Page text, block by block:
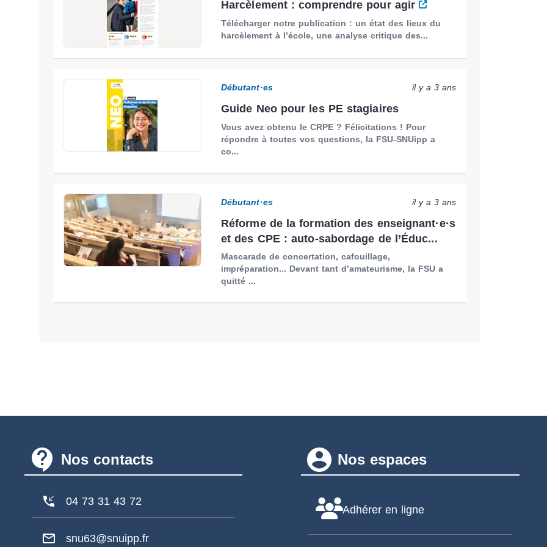
Harcèlement : comprendre pour agir
Télécharger notre publication : un état des lieux du
harcèlement à l’école, une analyse critique des...
Débutant·es il y a 3 ans
Guide Neo pour les PE stagiaires
Vous avez obtenu le CRPE ? Félicitations ! Pour
répondre à toutes vos questions, la FSU-SNUipp a
co...
Débutant·es il y a 3 ans
Réforme de la formation des enseignant·e·s
et des CPE : auto-sabordage de l’Éduc...
Mascarade de concertation, cafouillage,
impréparation... Devant tant d’amateurisme, la FSU a
quitté ...
contact_support Nos contacts
phone_callback 04 73 31 43 72
mail_outline snu63@snuipp.fr
account_circle Nos espaces
Adhérer en ligne